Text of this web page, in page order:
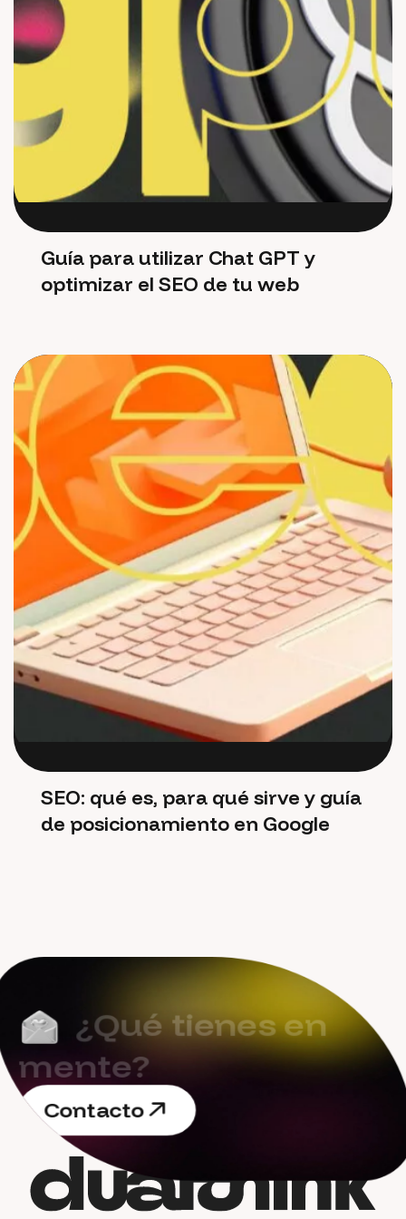
Guía para utilizar Chat GPT y
optimizar el SEO de tu web
SEO: qué es, para qué sirve y guía
de posicionamiento en Google
¿Qué tienes en
mente?
Contacto
Contacto